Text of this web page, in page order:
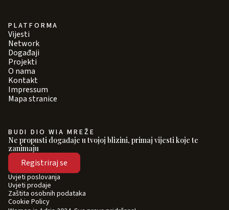
PLATFORMA
Vijesti
Network
Događaji
Projekti
O nama
Kontakt
Impressum
Mapa stranice
BUDI DIO WIA MREŽE
Ne propusti događaje u tvojoj blizini, primaj vijesti koje te
zanimaju
Registriraj se
Uvjeti poslovanja
Uvjeti prodaje
Zaštita osobnih podataka
Cookie Policy